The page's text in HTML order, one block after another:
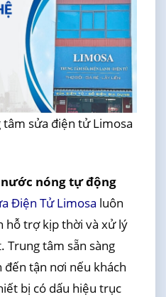
sửa điện tử Limosa
nóng tự động
Điện Tử Limosa luôn
hỗ trợ kịp thời và xử lý
Trung tâm sẵn sàng
tận nơi nếu khách
bị có dấu hiệu trục